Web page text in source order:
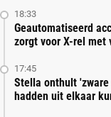
18:33
Geautomatiseerd
zorgt voor X-rel met
17:45
Stella onthult
hadden uit elkaar